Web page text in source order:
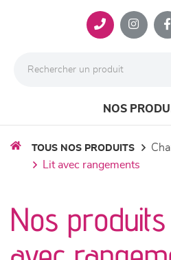
NOS
séjours
meubles de complément
TOUS NOS PRODUITS
lit avec rangements
Nos